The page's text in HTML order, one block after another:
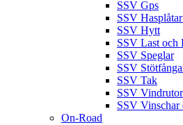
SSV Gps
SSV
SSV Hytt
SSV Last och
SSV Speglar
SSV
SSV Tak
SSV
SSV Vinschar
On-Road